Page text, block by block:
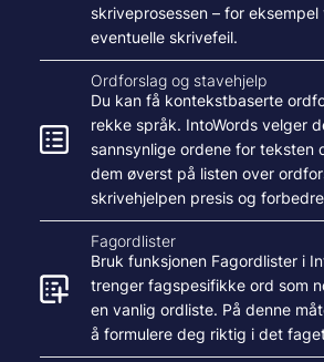
skriveprosessen – for
eventuelle skrivefeil.
Ordforslag og stavehjelp
Du kan få kontekstbaserte
rekke språk. IntoWords velger
sannsynlige ordene for teksten
dem øverst på listen over
skrivehjelpen presis og
Fagordlister
Bruk funksjonen Fagordlister i
trenger fagspesifikke ord som
en vanlig ordliste. På denne
å formulere deg riktig i det